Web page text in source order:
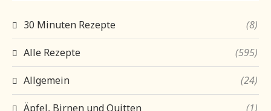
30 Minuten Rezepte (8)
Alle Rezepte (595)
Allgemein (24)
Äpfel, Birnen und Quitten (1)